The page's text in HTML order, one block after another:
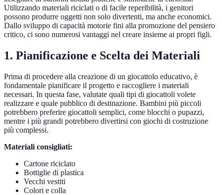
Utilizzando materiali riciclati o di facile reperibilità, i genitori
possono produrre oggetti non solo divertenti, ma anche economici.
Dallo sviluppo di capacità motorie fini alla promozione del pensiero
critico, ci sono numerosi vantaggi nel creare insieme ai propri figli.
1. Pianificazione e Scelta dei Materiali
Prima di procedere alla creazione di un giocattolo educativo, è
fondamentale pianificare il progetto e raccogliere i materiali
necessari. In questa fase, valutate quali tipi di giocattoli volete
realizzare e quale pubblico di destinazione. Bambini più piccoli
potrebbero preferire giocattoli semplici, come blocchi o pupazzi,
mentre i più grandi potrebbero divertirsi con giochi di costruzione
più complessi.
Materiali consigliati:
Cartone riciclato
Bottiglie di plastica
Vecchi vestiti
Colori e colla